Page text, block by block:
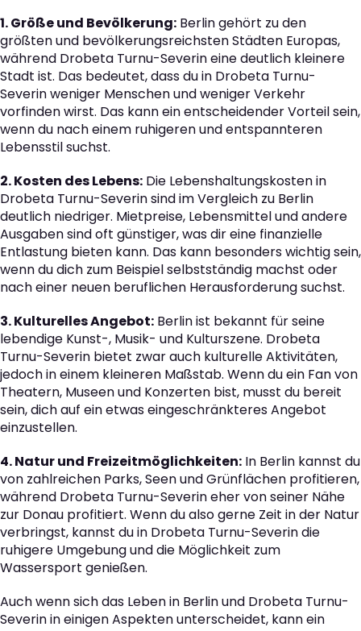
1. Größe und Bevölkerung: Berlin gehört zu den
größten und bevölkerungsreichsten Städten Europas,
während Drobeta Turnu-Severin eine deutlich kleinere
Stadt ist. Das bedeutet, dass du in Drobeta Turnu-
Severin weniger Menschen und weniger Verkehr
vorfinden wirst. Das kann ein entscheidender Vorteil sein,
wenn du nach einem ruhigeren und entspannteren
Lebensstil suchst.
2. Kosten des Lebens: Die Lebenshaltungskosten in
Drobeta Turnu-Severin sind im Vergleich zu Berlin
deutlich niedriger. Mietpreise, Lebensmittel und andere
Ausgaben sind oft günstiger, was dir eine finanzielle
Entlastung bieten kann. Das kann besonders wichtig sein,
wenn du dich zum Beispiel selbstständig machst oder
nach einer neuen beruflichen Herausforderung suchst.
3. Kulturelles Angebot: Berlin ist bekannt für seine
lebendige Kunst-, Musik- und Kulturszene. Drobeta
Turnu-Severin bietet zwar auch kulturelle Aktivitäten,
jedoch in einem kleineren Maßstab. Wenn du ein Fan von
Theatern, Museen und Konzerten bist, musst du bereit
sein, dich auf ein etwas eingeschränkteres Angebot
einzustellen.
4. Natur und Freizeitmöglichkeiten: In Berlin kannst du
von zahlreichen Parks, Seen und Grünflächen profitieren,
während Drobeta Turnu-Severin eher von seiner Nähe
zur Donau profitiert. Wenn du also gerne Zeit in der Natur
verbringst, kannst du in Drobeta Turnu-Severin die
ruhigere Umgebung und die Möglichkeit zum
Wassersport genießen.
Auch wenn sich das Leben in Berlin und Drobeta Turnu-
Severin in einigen Aspekten unterscheidet, kann ein